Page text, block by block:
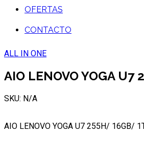
OFERTAS
CONTACTO
ALL IN ONE
AIO LENOVO YOGA
SKU: N/A
AIO LENOVO YOGA U7 255H/ 16GB/